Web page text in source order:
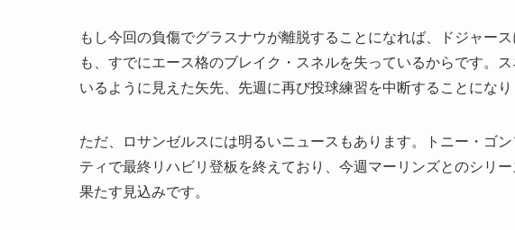
もし今回の負傷でグラスナウが離脱することになれば、ドジャー
も、すでにエース格のブレイク・スネルを失っているからです。
いるように見えた矢先、先週に再び投球練習を中断することになり
ただ、ロサンゼルスには明るいニュースもあります。トニー・ゴ
ティで最終リハビリ登板を終えており、今週マーリンズとのシリ
果たす見込みです。